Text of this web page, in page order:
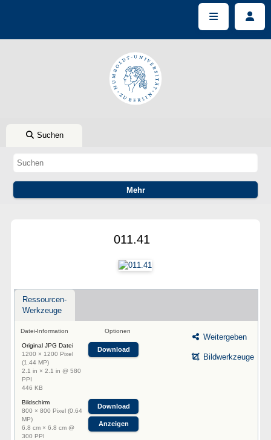
Suchen
011.41
Ressourcen-
Werkzeuge
Datei-Information Optionen
Original JPG Datei
1200 × 1200 Pixel
(1.44 MP)
2.1 in × 2.1 in @ 580
PPI
446 KB
Download
Bildschirm
800 × 800 Pixel (0.64
MP)
6.8 cm × 6.8 cm @
300 PPI
Download
Anzeigen
Weitergeben
Bildwerkzeuge